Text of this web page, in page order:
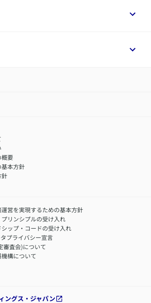
分の生命保険料控除証明書について
保険（旧アクサダイレクト生命）
プ
ビス
る理由
取り組み
からお守りするために
いて
員
シャルプラン・アドバイザー（営業職）
概要
本方針
針
営を実現するための基本方針
リンシプルの受け入れ
ップ・コードの受け入れ
プライバシー宣言
審査会)について
構について
ングス・ジャパン